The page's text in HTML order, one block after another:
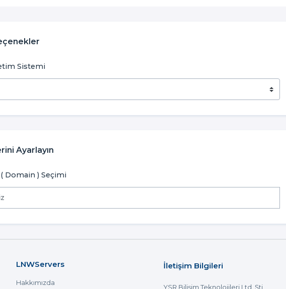
Sistemi
Ayarlayın
Domain ) Seçimi
LNWServers
Hakkımızda
İletişim Bilgileri
YSR Bilişim Teknolojileri Ltd. Şti.